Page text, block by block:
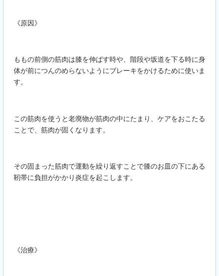
《原因》
ももの前側の筋肉は膝を伸ばす時や、階段や坂道を下る時に身
体が前につんのめらないようにブレーキをかけるために使いま
す。
この筋肉を使うと老廃物が筋肉の中にたまり、ケアをおこたる
ことで、筋肉が固くなります。
その固まった筋肉で運動を繰り返すことで膝のお皿の下にある
靭帯に負担がかかり炎症を起こします。
《治療》